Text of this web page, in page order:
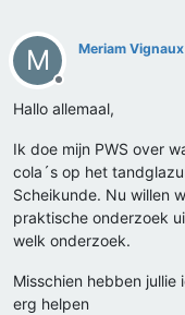
M
Offline
Meriam Vignaux
Hallo allemaal,
Ik doe mijn PWS over
cola´s op het
Scheikunde. Nu willen
praktische onderzoek
welk onderzoek.
Misschien hebben
erg helpen